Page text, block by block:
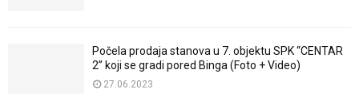
Počela prodaja stanova u 7. objektu SPK “CENTAR
2” koji se gradi pored Binga (Foto + Video)
27.06.2023